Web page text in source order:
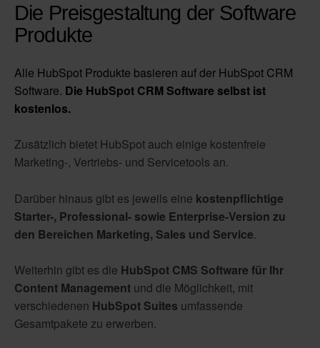
Die Preisgestaltung der Software
Produkte
Alle HubSpot Produkte basieren auf der HubSpot CRM
Software. Die HubSpot CRM Software selbst ist
kostenlos.
Zusätzlich bietet HubSpot auch einige kostenfreie
Marketing-, Vertriebs- und Servicetools an.
Darüber hinaus gibt es jeweils eine kostenpflichtige
Starter-, Professional- sowie Enterprise-Version zu
den Bereichen Marketing, Sales und Service.
Weiterhin gibt es die HubSpot CMS Software für Ihr
Content Management und die Möglichkeit, mit
verschiedenen HubSpot Suites umfassende
Gesamtpakete zu erwerben.